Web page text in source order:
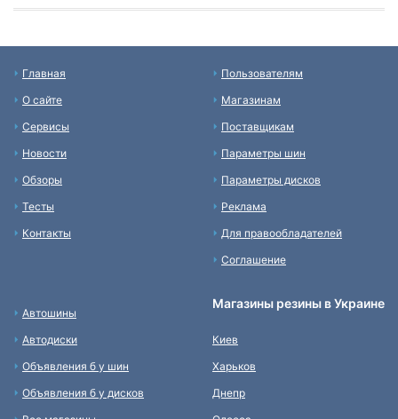
Главная
О сайте
Сервисы
Новости
Обзоры
Тесты
Контакты
Пользователям
Магазинам
Поставщикам
Параметры шин
Параметры дисков
Реклама
Для правообладателей
Соглашение
Автошины
Автодиски
Объявления б у шин
Объявления б у дисков
Магазины резины в Украине
Киев
Харьков
Днепр